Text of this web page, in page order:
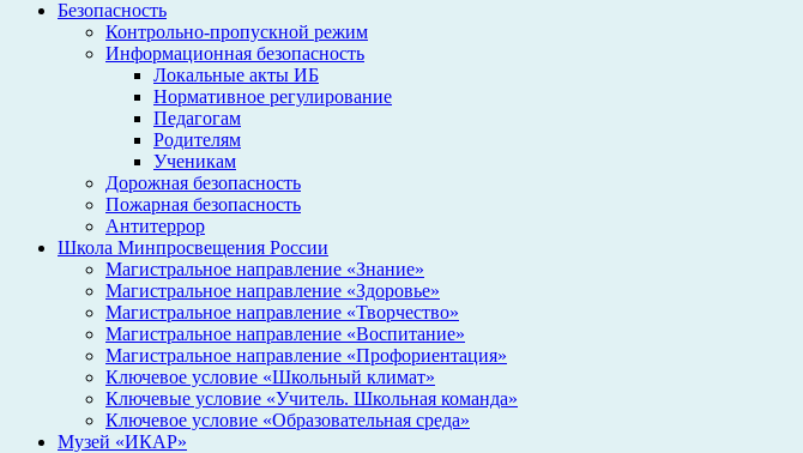
Безопасность
Контрольно-пропускной режим
Информационная безопасность
Локальные акты ИБ
Нормативное регулирование
Педагогам
Родителям
Ученикам
Дорожная безопасность
Пожарная безопасность
Антитеррор
Школа Минпросвещения России
Магистральное направление «Знание»
Магистральное направление «Здоровье»
Магистральное направление «Творчество»
Магистральное направление «Воспитание»
Магистральное направление «Профориентация»
Ключевое условие «Школьный климат»
Ключевые условие «Учитель. Школьная команда»
Ключевое условие «Образовательная среда»
Музей «ИКАР»